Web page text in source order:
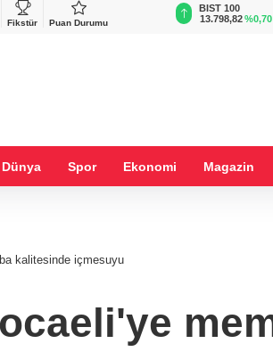
Fikstür Puan Durumu
GAU/TRY
6.499,13%0,05
BIST 100
13.798,82%0,70
Dünya Spor Ekonomi Magazin
kalitesinde içmesuyu